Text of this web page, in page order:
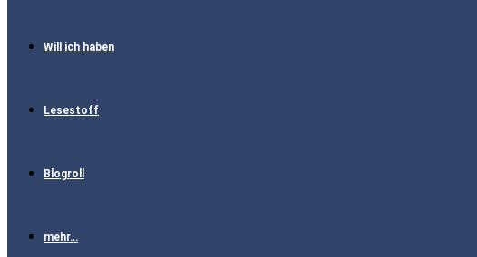
Will ich haben
Lesestoff
Blogroll
mehr…